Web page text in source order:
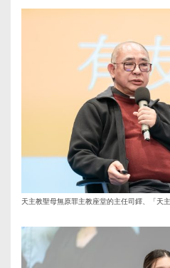
天主教聖母無原罪主教座堂的主任司鐸、「天